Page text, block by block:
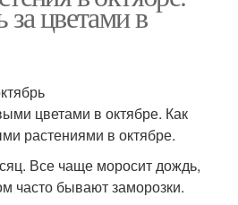
цветами в
цветами в октябре. Как
растениями в октябре.
Все чаще моросит дождь,
часто бывают заморозки.